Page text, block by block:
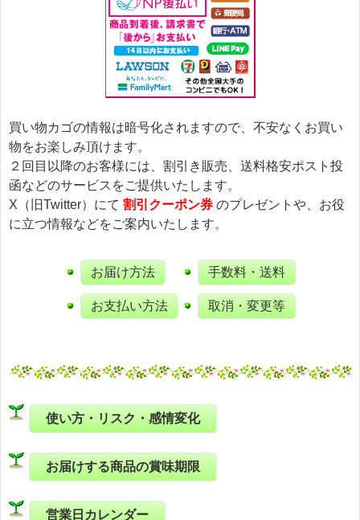
買い物カゴの情報は暗号化されますので、不安なくお買い
物をお楽しみ頂けます。
２回目以降のお客様には、割引き販売、送料格安ポスト投
函などのサービスをご提供いたします。
X（旧Twitter）にて 割引クーポン券 のプレゼントや、お役
に立つ情報などをご案内いたします。
お届け方法
お支払い方法
手数料・送料
取消・変更等
使い方・リスク・感情変化
お届けする商品の賞味期限
営業日カレンダー